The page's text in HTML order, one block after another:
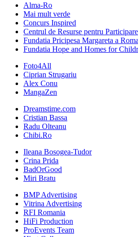
Alma-Ro
Mai mult verde
Concurs Inspired
Centrul de Resurse pentru
Fundatia Pricipesa Margareta a
Fundatia Hope and Homes for
Foto4All
Ciprian Strugariu
Alex Conu
MangaZen
Dreamstime.com
Cristian Bassa
Radu Olteanu
Chibi.Ro
Ileana Bosogea-Tudor
Crina Prida
BadOrGood
Miri Bratu
BMP Advertising
Vitrina Advertising
RFI Romania
HiFi Production
ProEvents Team